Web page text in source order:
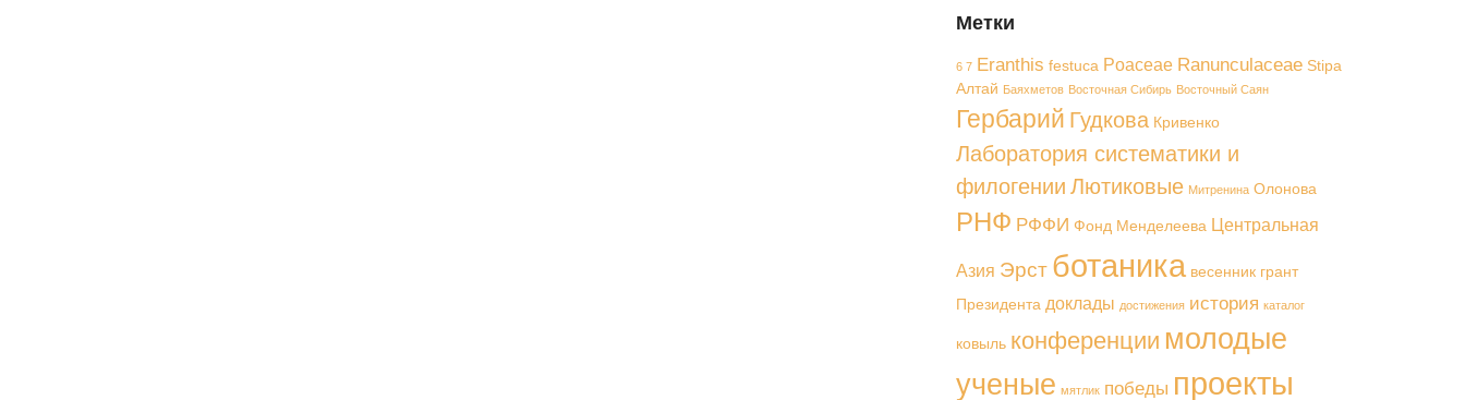
Метки
6 7 Eranthis festuca Poaceae Ranunculaceae Stipa
Алтай Баяхметов Восточная Сибирь Восточный Саян
Гербарий Гудкова Кривенко
Лаборатория систематики и
филогении Лютиковые Митренина Олонова
РНФ РФФИ Фонд Менделеева Центральная
Азия Эрст ботаника весенник грант
Президента доклады достижения история каталог
ковыль конференции молодые
ученые мятлик победы проекты